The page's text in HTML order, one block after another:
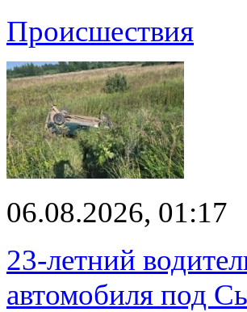
Происшествия
06.08.2026, 01:17
23-летний
автомобиля под